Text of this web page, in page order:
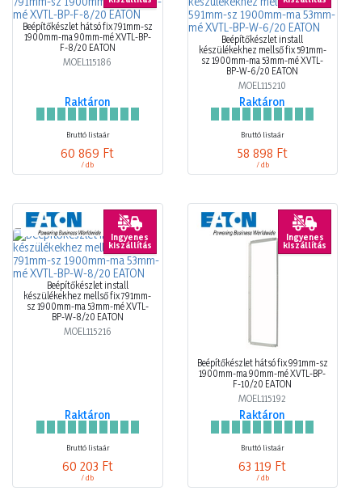
Beépítőkészlet hátsó fix 791mm-sz
1900mm-ma 90mm-mé XVTL-BP-
F-8/20 EATON
MOEL115186
Raktáron
Bruttó listaár
60 869 Ft
/ db
Beépítőkészlet install
készülékekhez mellső fix 591mm-
sz 1900mm-ma 53mm-mé XVTL-
BP-W-6/20 EATON
MOEL115210
Raktáron
Bruttó listaár
58 898 Ft
/ db
Ingyenes
kiszállítás
Beépítőkészlet install
készülékekhez mellső fix 791mm-
sz 1900mm-ma 53mm-mé XVTL-
BP-W-8/20 EATON
MOEL115216
Raktáron
Bruttó listaár
60 203 Ft
/ db
Ingyenes
kiszállítás
Beépítőkészlet hátsó fix 991mm-sz
1900mm-ma 90mm-mé XVTL-BP-
F-10/20 EATON
MOEL115192
Raktáron
Bruttó listaár
63 119 Ft
/ db